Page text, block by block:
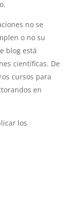
no se
o no su
blog está
científicas. De
cursos para
en
los